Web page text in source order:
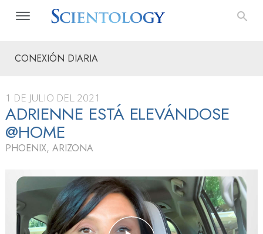
CONEXIÓN DIARIA
1 DE JULIO DEL 2021
ADRIENNE ESTÁ ELEVÁNDOSE
@HOME
PHOENIX, ARIZONA